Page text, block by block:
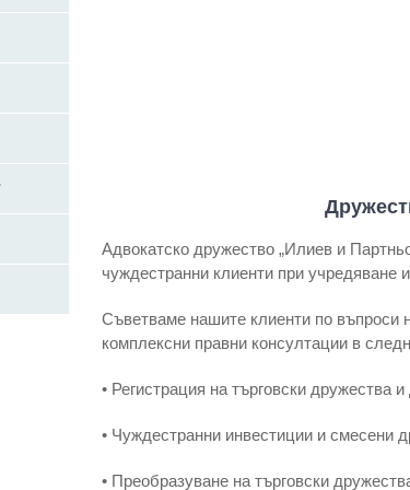
Адвокатско дружество „Илиев и
чуждестранни клиенти при учредяване
Съветваме нашите клиенти по въпроси
комплексни правни консултации в
• Регистрация на търговски дружества
• Чуждестранни инвестиции и смесени
• Преобразуване на търговски